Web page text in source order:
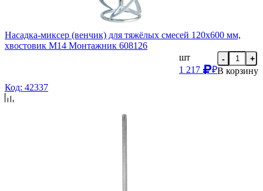
Насадка-миксер (венчик) для тяжёлых смесей 120х600 мм,
хвостовик М14 Монтажник 608126
шт
1 217
₽
- +
В корзину
Код: 42337